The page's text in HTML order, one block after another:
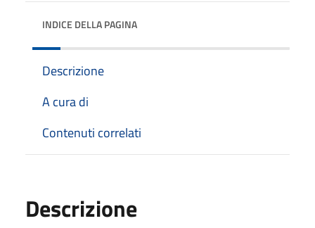
INDICE DELLA PAGINA
Descrizione
A cura di
Contenuti correlati
Descrizione